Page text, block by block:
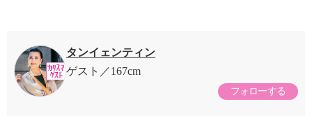
タンイェンティン
ゲスト
167cm
フォローする